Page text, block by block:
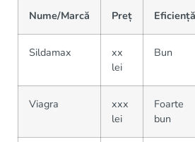
Nume/Marcă Preț Eficiență
Sildamax
xx
lei
Bun
Viagra
xxx
lei
Foarte
bun